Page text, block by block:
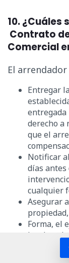
10. ¿Cuáles
Contrato
Comercial
El
Entregar
entregada
derecho a
que el
Notificar
días
cualquier
Asegurar
Forma, el
los
Pagar el
demás